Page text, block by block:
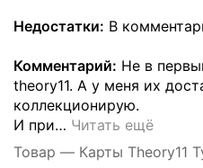
Недостатки: В
Комментарий: Не в
theory11. А у меня их
коллекционирую.
И при… Читать ещё
Товар — Карты Theory11